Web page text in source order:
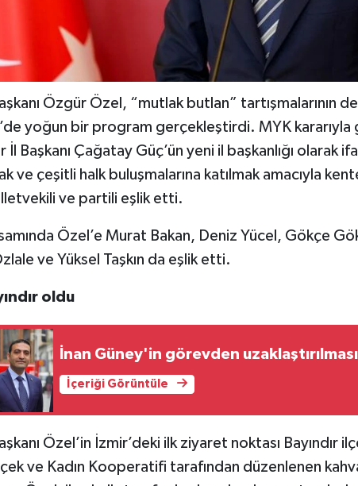
Özgür Özel, “mutlak butlan” tartışmalarının
yoğun bir program gerçekleştirdi. MYK kararıyla
İl Başkanı Çağatay Güç’ün yeni il başkanlığı olarak
ve çeşitli halk buluşmalarına katılmak amacıyla
ve partili eşlik etti.
Özel’e Murat Bakan, Deniz Yücel, Gökçe
ve Yüksel Taşkın da eşlik etti.
oldu
İnan Güney'in görevden uzaklaştırılması
İçeriği Görüntüle
Özel’in İzmir’deki ilk ziyaret noktası Bayındır
ve Kadın Kooperatifi tarafından düzenlenen